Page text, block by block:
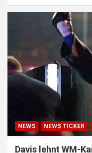
NEWS NEWS TICKER
Davis lehnt WM-